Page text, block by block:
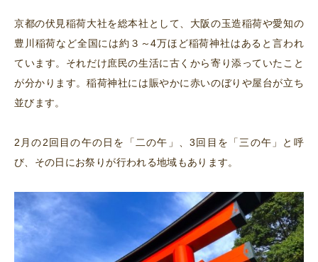
京都の伏見稲荷大社を総本社として、大阪の玉造稲荷や愛知の
豊川稲荷など全国には約３～4万ほど稲荷神社はあると言われ
ています。それだけ庶民の生活に古くから寄り添っていたこと
が分かります。稲荷神社には賑やかに赤いのぼりや屋台が立ち
並びます。
2月の2回目の午の日を「二の午」、3回目を「三の午」と呼
び、その日にお祭りが行われる地域もあります。